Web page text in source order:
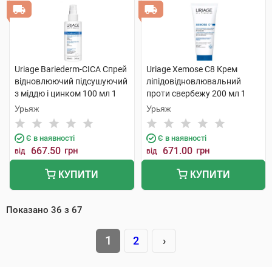
Uriage Bariederm-CICA Спрей
відновлюючий підсушуючий
з міддю і цинком 100 мл 1
флакон
Урьяж
Є в наявності
від 667.50 грн
КУПИТИ
Uriage Xemose C8 Крем
ліпідовідновлювальний
проти свербежу 200 мл 1
туба
Урьяж
Є в наявності
від 671.00 грн
КУПИТИ
Показано 36 з 67
1 2 ›